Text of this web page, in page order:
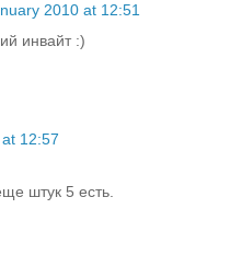
2010 at 12:51
инвайт :)
12:57
штук 5 есть.